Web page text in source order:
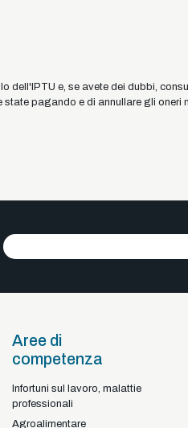
dell'IPTU e, se avete dei dubbi,
pagando e di annullare gli oneri
Braga - Portugal
+351
Aree di
competenza
Infortuni sul lavoro, malattie
professionali
Agroalimentare